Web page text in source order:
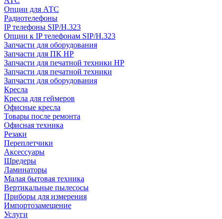
Опции для АТС
Радиотелефоны
IP телефоны SIP/H.323
Опции к IP телефонам SIP/H.323
Запчасти для оборудования
Запчасти для ПК HP
Запчасти для печатной техники HP
Запчасти для печатной техники
Запчасти для оборудования
Кресла
Кресла для геймеров
Офисные кресла
Товары после ремонта
Офисная техника
Резаки
Переплетчики
Аксессуары
Шредеры
Ламинаторы
Малая бытовая техника
Вертикальные пылесосы
Приборы для измерения
Импортозамещение
Услуги